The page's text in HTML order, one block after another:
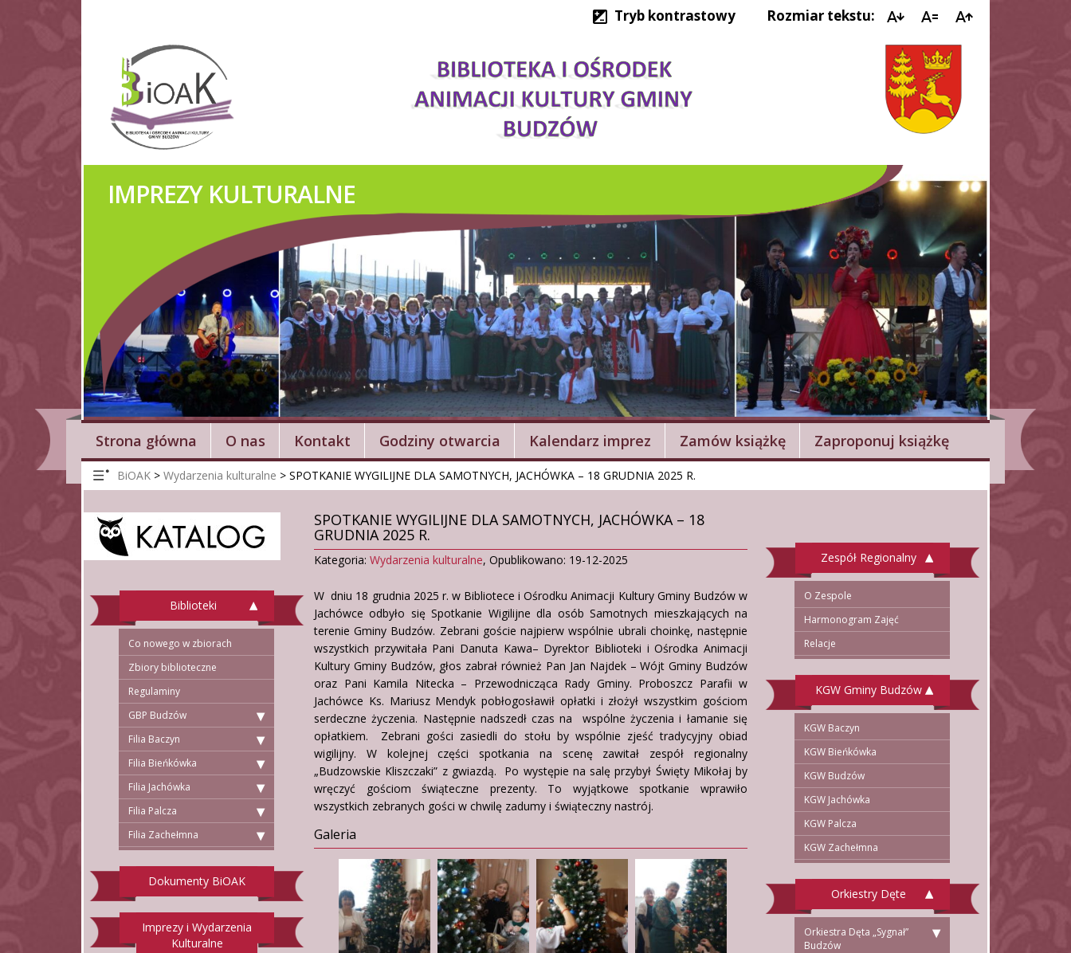
Tryb kontrastowy Rozmiar tekstu:
KOŁA GOSPODYŃ WIEJSKICH
Strona główna O nas Kontakt Godziny otwarcia Kalendarz imprez Zamów książkę Zaproponuj książkę
BiOAK > Wydarzenia kulturalne > SPOTKANIE WYGILIJNE DLA SAMOTNYCH, JACHÓWKA – 18 GRUDNIA 2025 R.
Biblioteki
Co nowego w zbiorach
Zbiory biblioteczne
Regulaminy
GBP Budzów
Filia Baczyn
Filia Bieńkówka
Filia Jachówka
Filia Palcza
Filia Zachełmna
Dokumenty BiOAK
Imprezy i Wydarzenia
Kulturalne
SPOTKANIE WYGILIJNE DLA SAMOTNYCH, JACHÓWKA – 18
GRUDNIA 2025 R.
Kategoria: Wydarzenia kulturalne, Opublikowano: 19-12-2025
W dniu 18 grudnia 2025 r. w Bibliotece i Ośrodku Animacji Kultury Gminy Budzów w
Jachówce odbyło się Spotkanie Wigilijne dla osób Samotnych mieszkających na
terenie Gminy Budzów. Zebrani goście najpierw wspólnie ubrali choinkę, następnie
wszystkich przywitała Pani Danuta Kawa– Dyrektor Biblioteki i Ośrodka Animacji
Kultury Gminy Budzów, głos zabrał również Pan Jan Najdek – Wójt Gminy Budzów
oraz Pani Kamila Nitecka – Przewodnicząca Rady Gminy. Proboszcz Parafii w
Jachówce Ks. Mariusz Mendyk pobłogosławił opłatki i złożył wszystkim gościom
serdeczne życzenia. Następnie nadszedł czas na wspólne życzenia i łamanie się
opłatkiem. Zebrani gości zasiedli do stołu by wspólnie zjeść tradycyjny obiad
wigilijny. W kolejnej części spotkania na scenę zawitał zespół regionalny
„Budzowskie Kliszczaki” z gwiazdą. Po występie na salę przybył Święty Mikołaj by
wręczyć gościom świąteczne prezenty. To wyjątkowe spotkanie wprawiło
wszystkich zebranych gości w chwilę zadumy i świąteczny nastrój.
Galeria
Zespół Regionalny
O Zespole
Harmonogram Zajęć
Relacje
KGW Gminy Budzów
KGW Baczyn
KGW Bieńkówka
KGW Budzów
KGW Jachówka
KGW Palcza
KGW Zachełmna
Orkiestry Dęte
Orkiestra Dęta „Sygnał”
Budzów